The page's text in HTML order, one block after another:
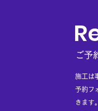
ご予
施工は
予約フ
きます